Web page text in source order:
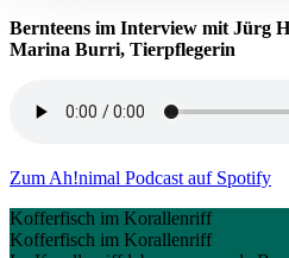
Bernteens im Interview mit Jürg
Marina Burri, Tierpflegerin
Zum Ah!nimal Podcast auf Spotify
Kofferfisch im Korallenriff
Kofferfisch im Korallenriff